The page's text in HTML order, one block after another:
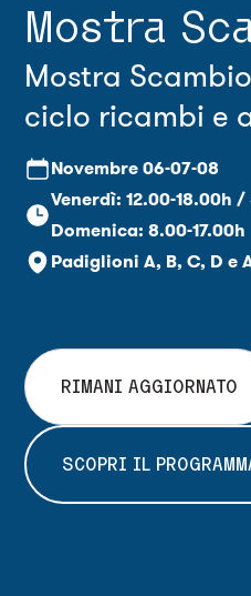
Mostra
Mostra
ciclo ricambi e
d'epoca.
Novembre06-07-08
Venerdì: 12.00-18.00h
Domenica: 8.00-17.00h
Padiglioni A, B, C, D e
RIMANI AGGIORNATO
SCOPRI IL